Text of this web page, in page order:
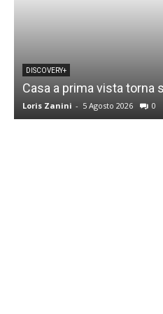
DISCOVERY+
Casa a prima vista torna
Loris Zanini - 5 Agosto 2026 0